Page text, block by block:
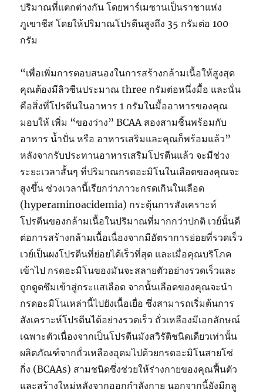
ปริมาณที่แตกต่างกัน โดยพาร์เมซานเป็นราชาแห่ง
ภูเขาชีส โดยให้ปริมาณโปรตีนสูงถึง 35 กรัมต่อ 100
กรัม
“เพื่อเพิ่มการตอบสนองในการสร้างกล้ามเนื้อให้สูงสุด
คุณต้องมีลิวซีนประมาณ three กรัมต่อหนึ่งมื้อ และนั่น
คือสิ่งที่โปรตีนในอาหาร 1 กรัมในมื้ออาหารของคุณ
มอบให้ เพิ่ม “ของว่าง” BCAA สองสามชิ้นพร้อมกับ
อาหาร น้ำปั่น หรือ อาหารเสริมและคุณก็พร้อมแล้ว”
หลังจากรับประทานอาหารเสริมโปรตีนแล้ว จะมีช่วง
ระยะเวลาสั้นๆ ที่ปริมาณกรดอะมิโนในเลือดของคุณจะ
สูงขึ้น ช่วงเวลานี้เรียกว่าภาวะกรดเกินในเลือด
(hyperaminoacidemia) กระตุ้นการสังเคราะห์
โปรตีนของกล้ามเนื้อในปริมาณที่มากกว่าปกติ เวย์นั้นดี
ต่อการสร้างกล้ามเนื้อเนื่องจากมีอัตราการย่อยที่รวดเร็ว
เวย์เป็นผงโปรตีนที่ย่อยได้เร็วที่สุด และเมื่อคุณบริโภค
เข้าไป กรดอะมิโนของมันจะสลายตัวอย่างรวดเร็วและ
ถูกดูดซึมเข้าสู่กระแสเลือด จากนั้นเลือดของคุณจะนำ
กรดอะมิโนเหล่านี้ไปยังเนื้อเยื่อ ซึ่งสามารถเริ่มต้นการ
สังเคราะห์โปรตีนได้อย่างรวดเร็ว ถั่วเหลืองมีเอกลักษณ์
เฉพาะตัวเนื่องจากเป็นโปรตีนมังสวิรัติชนิดเดียวเท่านั้น
ผลิตภัณฑ์จากถั่วเหลืองอุดมไปด้วยกรดอะมิโนสายโซ่
กิ่ง (BCAAs) สามชนิดซึ่งช่วยให้ร่างกายของคุณฟื้นตัว
และสร้างใหม่หลังจากออกกำลังกาย นอกจากนี้ยังมีกลู